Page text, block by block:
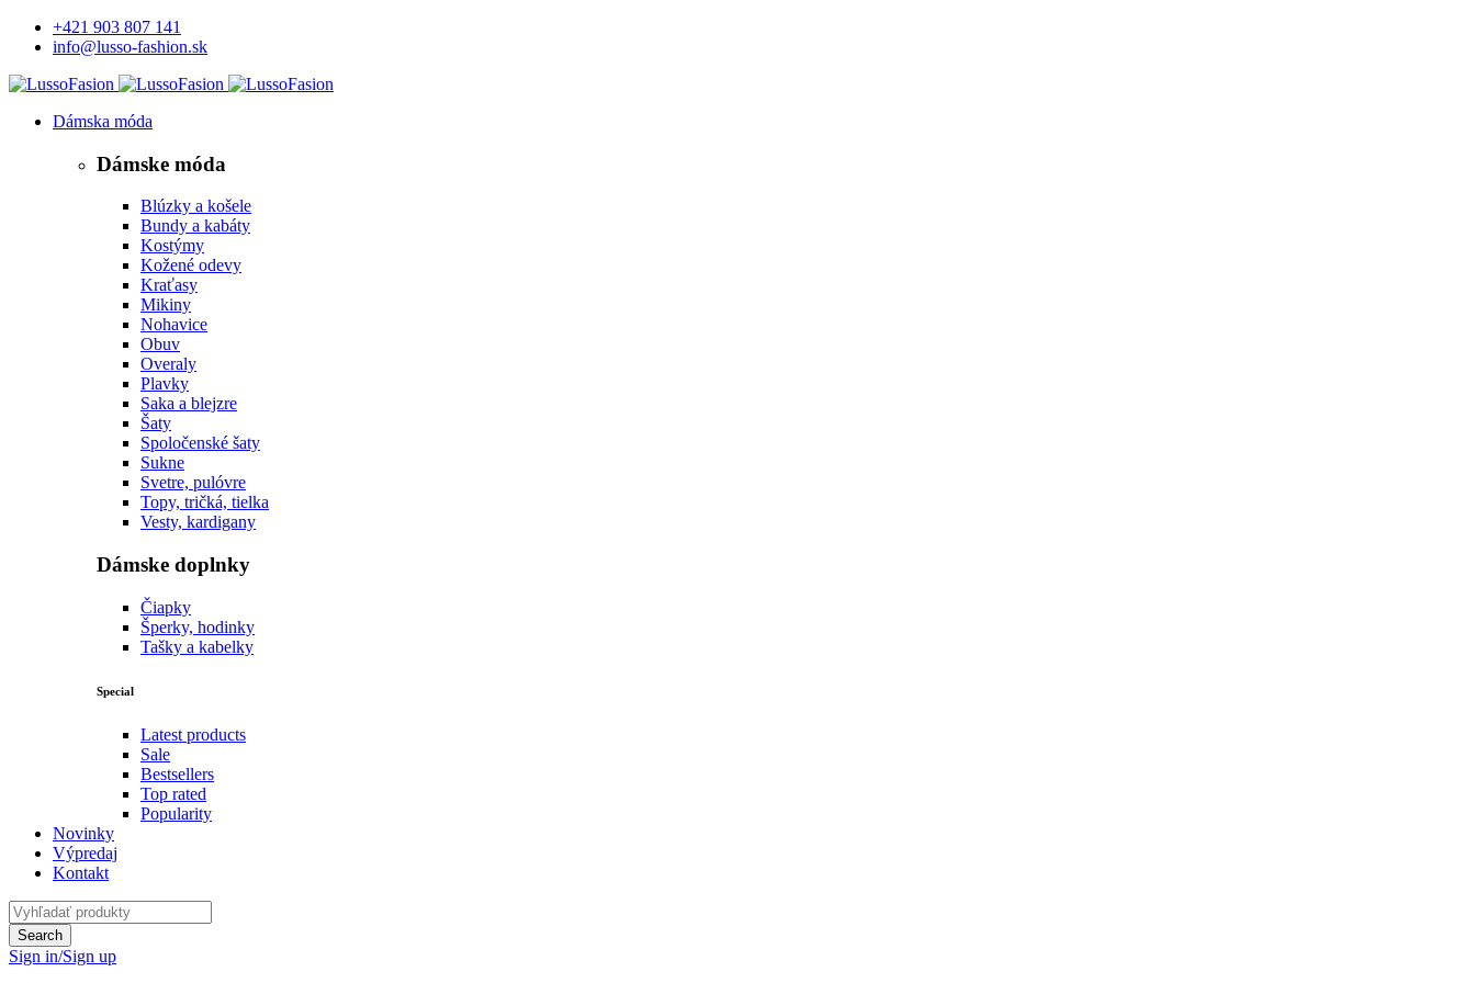
+421 903 807 141
info@lusso-fashion.sk
Dámska móda
Dámske móda
Blúzky a košele
Bundy a kabáty
Kostýmy
Kožené odevy
Kraťasy
Mikiny
Nohavice
Obuv
Overaly
Plavky
Saka a blejzre
Šaty
Spoločenské šaty
Sukne
Svetre, pulóvre
Topy, tričká, tielka
Vesty, kardigany
Dámske doplnky
Čiapky
Šperky, hodinky
Tašky a kabelky
Special
Latest products
Sale
Bestsellers
Top rated
Popularity
Novinky
Výpredaj
Kontakt
Sign in/Sign up